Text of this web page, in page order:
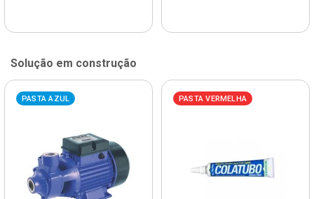
Solução em construção
PASTA AZUL PASTA VERMELHA